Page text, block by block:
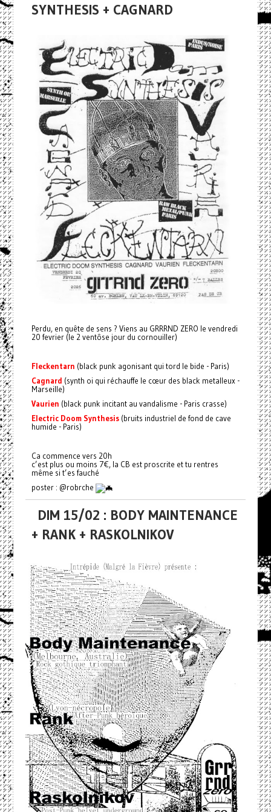
SYNTHESIS + CAGNARD
Perdu, en quête de sens ? Viens au GRRRND ZERO le vendredi
20 fevrier (le 2 ventôse jour du cornouiller)
Fleckentarn (black punk agonisant qui tord le bide - Paris)
Cagnard (synth oi qui réchauffe le cœur des black metalleux -
Marseille)
Vaurien (black punk incitant au vandalisme - Paris crasse)
Electric Doom Synthesis(bruits industriel de fond de cave
humide - Paris)
Ca commence vers 20h
c’est plus ou moins 7€, la CB est proscrite et tu rentres
même si t’es fauché
poster : @robrche
DIM 15/02 : BODY MAINTENANCE
+ RANK + RASKOLNIKOV